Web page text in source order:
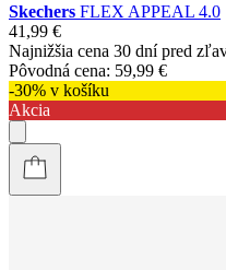
Skechers FLEX APPEAL 4.0
41,99 €
Najnižšia cena 30 dní pred
Pôvodná cena: 59,99 €
-30% v košíku
Akcia